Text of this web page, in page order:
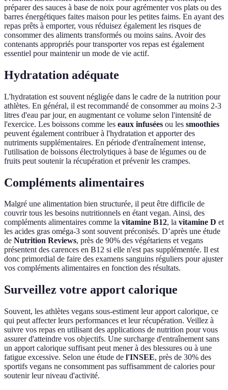
préparer des sauces à base de noix pour agrémenter vos plats ou des
barres énergétiques faites maison pour les petites faims. En ayant des
repas prêts à emporter, vous réduisez également les risques de
consommer des aliments transformés ou moins sains. Avoir des
contenants appropriés pour transporter vos repas est également
essentiel pour maintenir un mode de vie actif.
Hydratation adéquate
L'hydratation est souvent négligée dans le cadre de la nutrition pour
athlètes. En général, il est recommandé de consommer au moins 2-3
litres d'eau par jour, en augmentant ce volume selon l'intensité de
l'exercice. Les boissons comme les eaux infusées ou les smoothies
peuvent également contribuer à l'hydratation et apporter des
nutriments supplémentaires. En période d'entraînement intense,
l'utilisation de boissons électrolytiques à base de légumes ou de
fruits peut soutenir la récupération et prévenir les crampes.
Compléments alimentaires
Malgré une alimentation bien structurée, il peut être difficile de
couvrir tous les besoins nutritionnels en étant vegan. Ainsi, des
compléments alimentaires comme la vitamine B12, la vitamine D et
les acides gras oméga-3 sont souvent préconisés. D’après une étude
de Nutrition Reviews, près de 90% des végétariens et vegans
présentent des carences en B12 si elle n'est pas supplémentée. Il est
donc primordial de faire des examens sanguins réguliers pour ajuster
vos compléments alimentaires en fonction des résultats.
Surveillez votre apport calorique
Souvent, les athlètes vegans sous-estiment leur apport calorique, ce
qui peut affecter leurs performances et leur récupération. Veillez à
suivre vos repas en utilisant des applications de nutrition pour vous
assurer d'atteindre vos objectifs. Une surcharge d'entraînement sans
un apport calorique suffisant peut mener à des blessures ou à une
fatigue excessive. Selon une étude de l'INSEE, près de 30% des
sportifs vegans ne consomment pas suffisamment de calories pour
soutenir leur niveau d'activité.